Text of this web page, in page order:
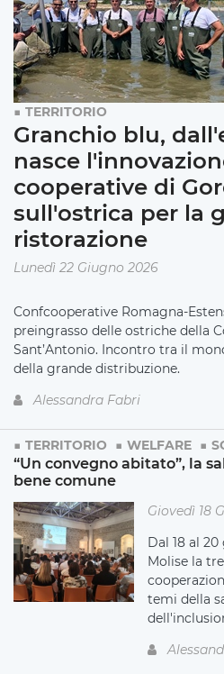
TERRITORIO
Granchio blu,
nasce
cooperative di
sull'ostrica per la
ristorazione
Lunedì 22 Giugno 2026
Confcooperative Romagna-
preingrasso delle ostriche della
Sant’Antonio. Incontro tra il
della grande distribuzione.
Alessandra Fabri
TERRITORIO WELFARE
“Un convegno abitato”, la
bene comune
Giovedì 18
Dal 18 al
Molise la
temi della